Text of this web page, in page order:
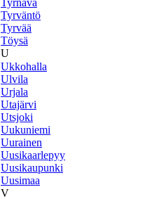
Tyrnävä
Tyrväntö
Tyrvää
Töysä
U
Ukkohalla
Ulvila
Urjala
Utajärvi
Utsjoki
Uukuniemi
Uurainen
Uusikaarlepyy
Uusikaupunki
Uusimaa
V